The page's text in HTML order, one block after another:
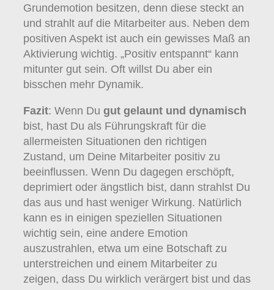
Grundemotion besitzen, denn diese steckt an
und strahlt auf die Mitarbeiter aus. Neben dem
positiven Aspekt ist auch ein gewisses Maß an
Aktivierung wichtig. „Positiv entspannt“ kann
mitunter gut sein. Oft willst Du aber ein
bisschen mehr Dynamik.
Fazit: Wenn Du gut gelaunt und dynamisch
bist, hast Du als Führungskraft für die
allermeisten Situationen den richtigen
Zustand, um Deine Mitarbeiter positiv zu
beeinflussen. Wenn Du dagegen erschöpft,
deprimiert oder ängstlich bist, dann strahlst Du
das aus und hast weniger Wirkung. Natürlich
kann es in einigen speziellen Situationen
wichtig sein, eine andere Emotion
auszustrahlen, etwa um eine Botschaft zu
unterstreichen und einem Mitarbeiter zu
zeigen, dass Du wirklich verärgert bist und das